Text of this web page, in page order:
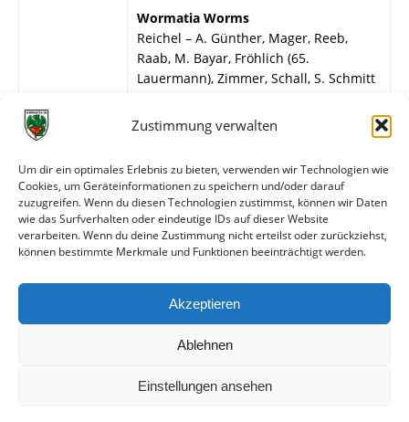
Zustimmung verwalten
Um dir ein optimales Erlebnis zu bieten, verwenden wir Technologien wie
Cookies, um Geräteinformationen zu speichern und/oder darauf
zuzugreifen. Wenn du diesen Technologien zustimmst, können wir Daten
wie das Surfverhalten oder eindeutige IDs auf dieser Website
verarbeiten. Wenn du deine Zustimmung nicht erteilst oder zurückziehst,
können bestimmte Merkmale und Funktionen beeinträchtigt werden.
Akzeptieren
Ablehnen
Einstellungen ansehen
Wormatia Worms
Reichel – A. Günther, Mager, Reeb,
Raab, M. Bayar, Fröhlich (65.
Lauermann), Zimmer, Schall, S. Schmitt
FV Rockenhausen
Wasem, Dengel, Kehrt (82. Walter),
Höpfner, Warnke, Wadle, Karimanov.
Eingewechselt: 46. Boukari
Alle bisherigen Partien der beiden Mannschaften
anzeigen